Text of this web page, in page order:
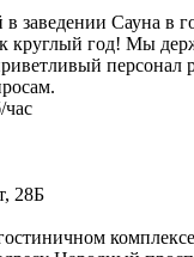
заведении Сауна в
круглый год! Мы
персонал
час
28Б